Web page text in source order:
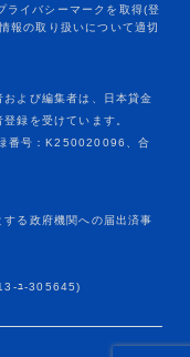
よび編集者は、日本貸金
録を受けています。
番号：K250020096、合
る政府機関への届出済事
ﾕ-305645)